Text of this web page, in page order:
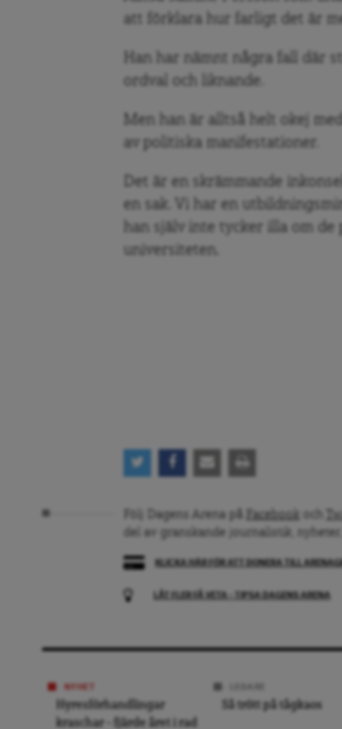
att förklara hur farligt det är
Han har nämnt några fall där
ordval och liknande.
Men han är alltså helt okej
av politiska manifestationer.
Det är en skrämmande
en sak. Vi har en
han själv inte tycker illa om
universiteten.
Följ Dagens Arena på Facebook
del av granskande journalistik,
LÅT FLER FÅ VETA – TIPSA DAGENS ARENA
Hyresförhandlingar
kraschar – fjärde året i rad
Så trött på tågkaos